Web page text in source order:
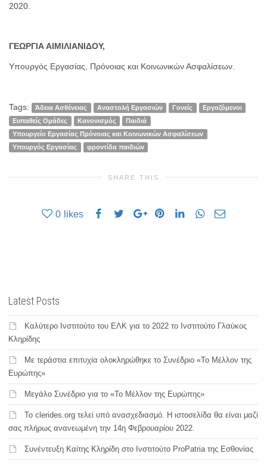
2020.
ΓΕΩΡΓΙΑ ΑΙΜΙΛΙΑΝΙΔΟΥ,
Υπουργός Εργασίας, Πρόνοιας και Κοινωνικών Ασφαλίσεων.
Tags: Άδεια Ασθένειας Αναστολή Εργασιών Γονείς
Εργαζόμενοι
Ευπαθείς Ομάδες
Κανονισμός
Παιδιά
Υπουργείο Εργασίας Πρόνοιας και Κοινωνικών Ασφαλίσεων
Υπουργός Εργασίας
φροντίδα παιδιών
SHARE THIS
0 likes
Latest Posts
Καλύτερο Ινστιτούτο του ΕΛΚ για το 2022 το Ινστιτούτο Γλαύκος
Κληρίδης
Με τεράστια επιτυχία ολοκληρώθηκε το Συνέδριο «Το Μέλλον της
Ευρώπης»
Μεγάλο Συνέδριο για το «Το Μέλλον της Ευρώπης»
Το clerides.org τελεί υπό ανασχεδιασμό. Η ιστοσελίδα θα είναι μαζί
σας πλήρως ανανεωμένη την 14η Φεβρουαρίου 2022.
Συνέντευξη Καίτης Κληρίδη στο Ινστιτούτο ProPatria της Εσθονίας